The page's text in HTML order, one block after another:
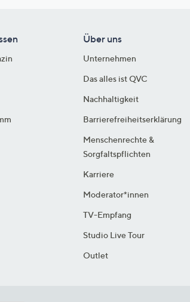
Über uns
Unternehmen
Das alles ist QVC
Nachhaltigkeit
Barrierefreiheitserklärung
Menschenrechte &
Sorgfaltspflichten
Karriere
Moderator*innen
TV-Empfang
Studio Live Tour
Outlet